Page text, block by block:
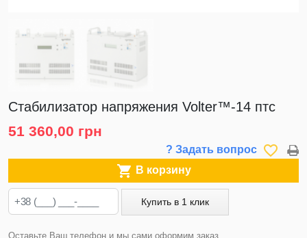
Стабилизатор напряжения Volter™-14 птс
51 360,00 грн
? Задать вопрос favorite_border
 В корзину
Купить в 1 клик
Оставьте Ваш телефон и мы сами оформим заказ